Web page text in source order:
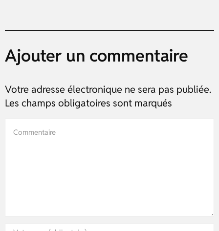
Ajouter un commentaire
Votre adresse électronique ne sera pas publiée.
Les champs obligatoires sont marqués